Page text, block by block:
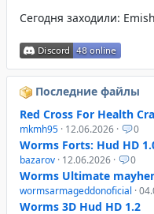
Сегодня заходили:
Последние файлы
Red Cross For Health
mkmh95 · 12.06.2026 · 0
Worms Forts: Hud HD
bazarov · 12.06.2026 · 0
Worms Ultimate
wormsarmageddonoficial ·
Worms 3D Hud HD 1.2